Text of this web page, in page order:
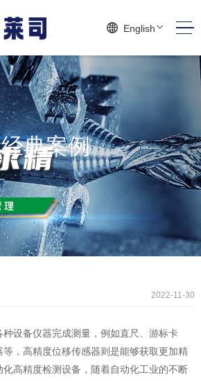
English
经典案例
2022-11-30
设备仪器完成测量，例如直尺、游标卡
等，高精度位移传感器则是能够获取更加精
高精度检测设备，随着自动化工业的不断